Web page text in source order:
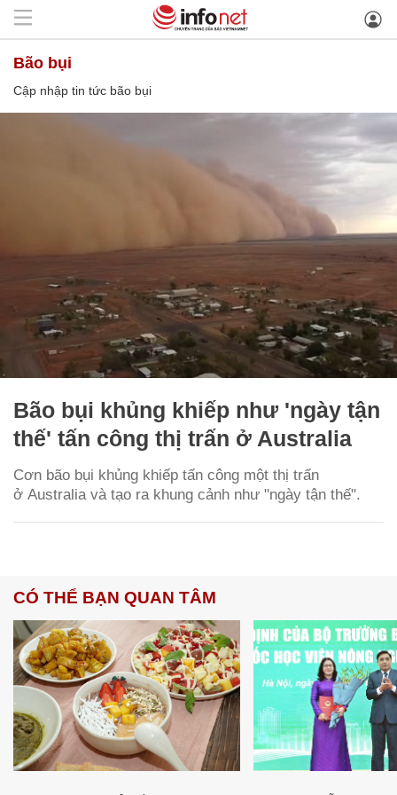
bão bụi
Cập nhập tin tức bão bụi
Bão bụi khủng khiếp như 'ngày tận
thế' tấn công thị trấn ở Australia
Cơn bão bụi khủng khiếp tấn công một thị trấn
ở Australia và tạo ra khung cảnh như "ngày tận thế".
CÓ THỂ BẠN QUAN TÂM